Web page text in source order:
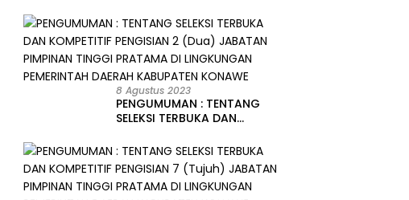
JABATAN PIMPINAN TINGGI PRATAMA DI
LINGKUNGAN PEMERINTAH DAERAH
KABUPATEN KONAWE
8 Agustus 2023
PENGUMUMAN : TENTANG
SELEKSI TERBUKA DAN
(Dua) JABATAN PIMPINAN
TINGGI PRATAMA DI
LINGKUNGAN PEMERINTAH
DAERAH KABUPATEN KONAWE